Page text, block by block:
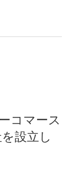
コマース
設立し